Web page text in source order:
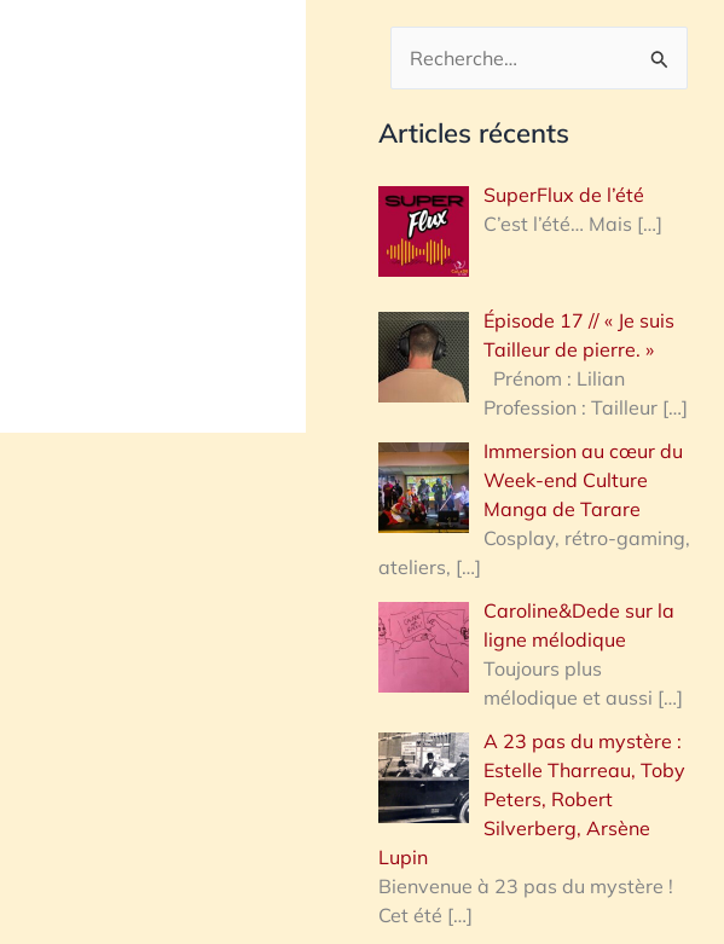
c
h
r
h
e
:
Articles récents
SuperFlux de l’été
C’est l’été… Mais […]
Épisode 17 // « Je suis
Tailleur de pierre. »
Prénom : Lilian
Profession : Tailleur […]
Immersion au cœur du
Week-end Culture
Manga de Tarare
Cosplay, rétro-gaming,
ateliers, […]
Caroline&Dede sur la
ligne mélodique
Toujours plus
mélodique et aussi […]
A 23 pas du mystère :
Estelle Tharreau, Toby
Peters, Robert
Silverberg, Arsène
Lupin
Bienvenue à 23 pas du mystère !
Cet été […]